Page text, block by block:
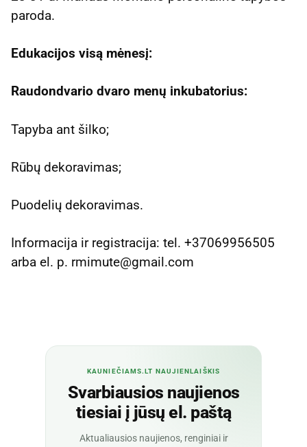
paroda.
Edukacijos visą mėnesį:
Raudondvario dvaro menų inkubatorius:
Tapyba ant šilko;
Rūbų dekoravimas;
Puodelių dekoravimas.
Informacija ir registracija: tel. +37069956505
arba el. p. rmimute@gmail.com
KAUNIEČIAMS.LT NAUJIENLAIŠKIS
Svarbiausios naujienos
tiesiai į jūsų el. paštą
Aktualiausios naujienos, renginiai ir